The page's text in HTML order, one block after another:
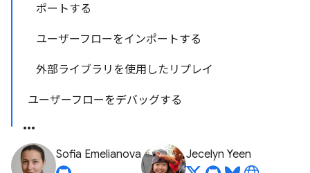
ポートする
ユーザーフローをインポートする
外部ライブラリを使用したリプレイ
ユーザーフローをデバッグする
Sofia Emelianova Jecelyn Yeen